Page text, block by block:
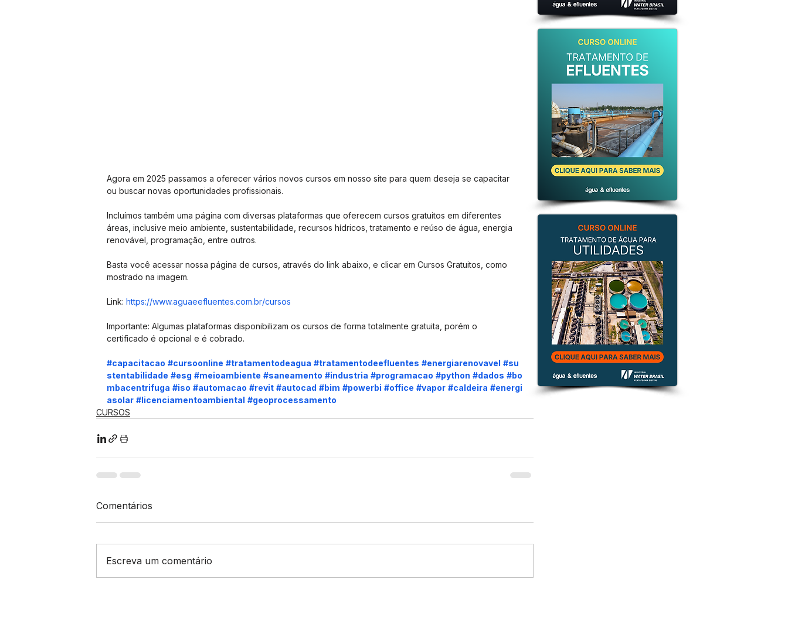
Agora em 2025 passamos a oferecer vários novos cursos em nosso site para quem deseja se capacitar
ou buscar novas oportunidades profissionais.
Incluímos também uma página com diversas plataformas que oferecem cursos gratuitos em diferentes
áreas, inclusive meio ambiente, sustentabilidade, recursos hídricos, tratamento e reúso de água, energia
renovável, programação, entre outros.
Basta você acessar nossa página de cursos, através do link abaixo, e clicar em Cursos Gratuitos, como
mostrado na imagem.
Link: https://www.aguaeefluentes.com.br/cursos
Importante: Algumas plataformas disponibilizam os cursos de forma totalmente gratuita, porém o
certificado é opcional e é cobrado.
#capacitacao #cursoonline #tratamentodeagua #tratamentodeefluentes #energiarenovavel #su
stentabilidade #esg #meioambiente #saneamento #industria #programacao #python #dados #bo
mbacentrifuga #iso #automacao #revit #autocad #bim #powerbi #office #vapor #caldeira #energi
asolar #licenciamentoambiental #geoprocessamento
CURSOS
Comentários
Escreva um comentário